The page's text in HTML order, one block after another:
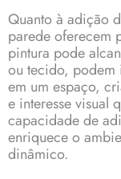
Quanto à adição
parede oferecem
pintura pode
ou tecido, podem
em um espaço,
e interesse visual
capacidade de
enriquece o
dinâmico.